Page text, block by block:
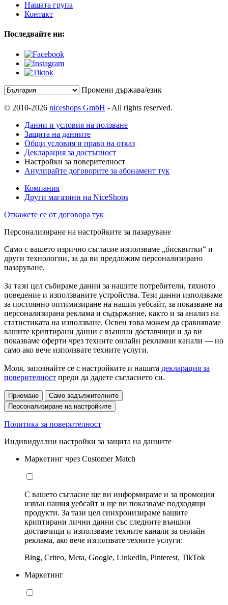
Нашата група
Контакт
Последвайте ни:
Промени държава/език
© 2010-2026 niceshops GmbH - All rights reserved.
Данни и условия на ползване
Защита на данните
Общи условия и право на отказ
Декларация за достъпност
Настройки за поверителност
Анулирайте договорите за абонамент тук
Компания
Други магазини на NiceShops
Откажете се от договора тук
Персонализиране на настройките за пазаруване
Само с вашето изрично съгласие използваме „бисквитки“ и
други технологии, за да ви предложим персонализирано
пазаруване.
За тази цел събираме данни за нашите потребители, тяхното
поведение и използваните устройства. Тези данни използваме
за постоянно оптимизиране на нашия уебсайт, за показване на
персонализирана реклама и съдържание, както и за анализ на
статистиката на използване. Освен това можем да сравняваме
вашите криптирани данни с външни доставчици и да ви
показваме оферти чрез техните онлайн рекламни канали — но
само ако вече използвате техните услуги.
Моля, запознайте се с настройките и нашата декларация за
поверителност преди да дадете съгласието си.
Приемане
Само задължителните
Персонализиране на настройките
Политика за поверителност
Индивидуални настройки за защита на данните
Маркетинг чрез Customer Match
С вашето съгласие ще ви информираме и за промоции
извън нашия уебсайт и ще ви показваме подходящи
продукти. За тази цел синхронизираме вашите
криптирани лични данни със следните външни
доставчици и използваме техните канали за онлайн
реклама, ако вече използвате техните услуги:
Bing, Criteo, Meta, Google, LinkedIn, Pinterest, TikTok
Маркетинг